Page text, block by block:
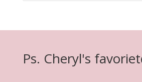
Ps. Cheryl's